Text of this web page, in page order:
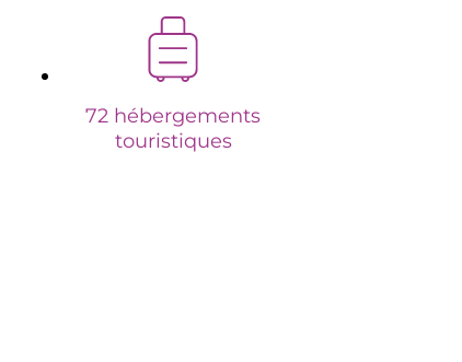
72 hébergements
touristiques